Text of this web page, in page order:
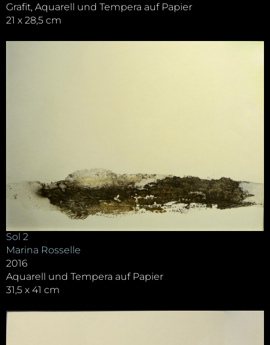
Grafit, Aquarell und Tempera auf Papier
21 x 28,5 cm
Sol 2
Marina Rosselle
2016
Aquarell und Tempera auf Papier
31,5 x 41 cm